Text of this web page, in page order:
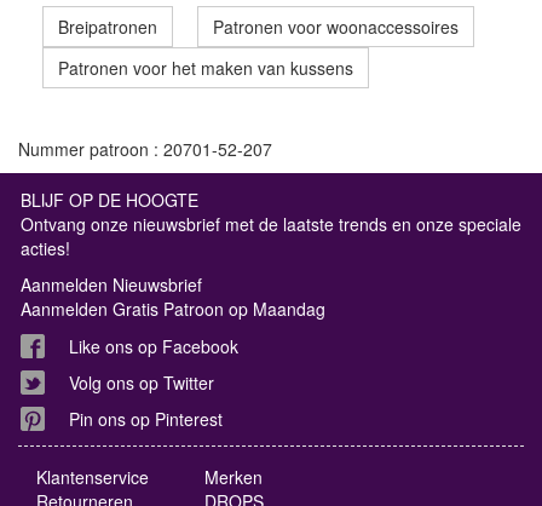
Breipatronen
Patronen voor woonaccessoires
Patronen voor het maken van kussens
Nummer patroon : 20701-52-207
BLIJF OP DE HOOGTE
Ontvang onze nieuwsbrief met de laatste trends en onze speciale
acties!
Aanmelden Nieuwsbrief
Aanmelden Gratis Patroon op Maandag
Like ons op Facebook
Volg ons op Twitter
Pin ons op Pinterest
Klantenservice
Retourneren
Merken
DROPS